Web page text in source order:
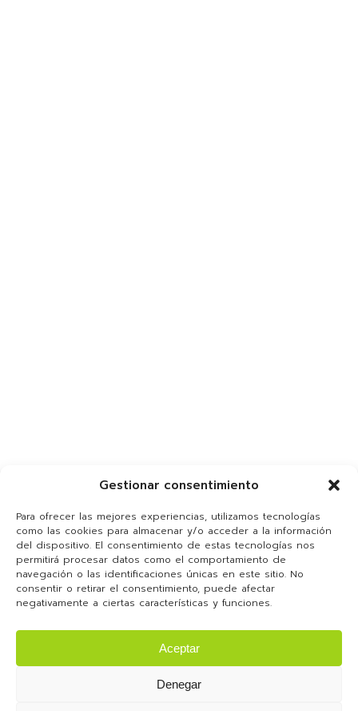
Gestionar consentimiento
Para ofrecer las mejores experiencias, utilizamos tecnologías
como las cookies para almacenar y/o acceder a la información
del dispositivo. El consentimiento de estas tecnologías nos
permitirá procesar datos como el comportamiento de
navegación o las identificaciones únicas en este sitio. No
consentir o retirar el consentimiento, puede afectar
negativamente a ciertas características y funciones.
Aceptar
Denegar